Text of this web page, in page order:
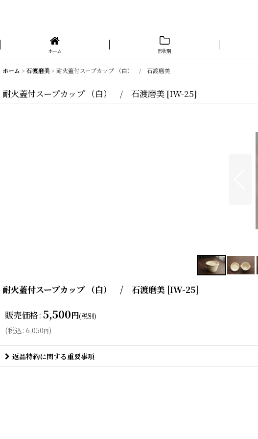
ホーム 形状別
ホーム > 石渡磨美> 耐火蓋付スープカップ （白） / 石渡磨美
耐火蓋付スープカップ （白） / 石渡磨美 [IW-25]
耐火蓋付スープカップ （白） / 石渡磨美 [IW-25]
販売価格: 5,500円(税別)
(税込: 6,050円)
返品特約に関する重要事項